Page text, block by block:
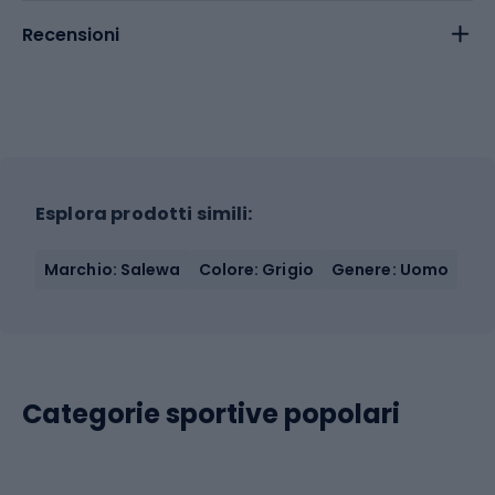
Recensioni
Esplora prodotti simili:
Marchio: Salewa Colore: Grigio Genere: Uomo
Categorie sportive popolari